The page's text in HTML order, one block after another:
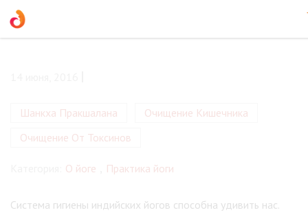
Шанкха Пракшалана
Очищение Кишечника
Очищение От Токсинов
О йоге Практика йоги
Система гигиены индийских йогов способна удивить нас.